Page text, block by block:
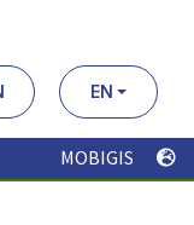
EN
MOBIGIS